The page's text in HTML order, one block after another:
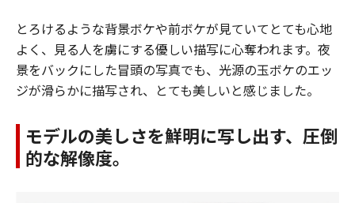
とろけるような背景ボケや前ボケが見ていてとても心地
よく、見る人を虜にする優しい描写に心奪われます。夜
景をバックにした冒頭の写真でも、光源の玉ボケのエッ
ジが滑らかに描写され、とても美しいと感じました。
モデルの美しさを鮮明に写し出す、圧倒
的な解像度。